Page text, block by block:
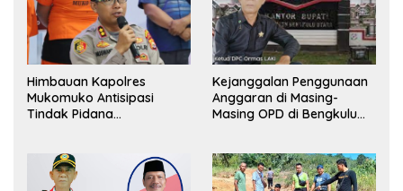
Himbauan Kapolres
Mukomuko Antisipasi
Tindak Pidana
Kejanggalan Penggunaan
Anggaran di Masing-
Masing OPD di Bengkulu